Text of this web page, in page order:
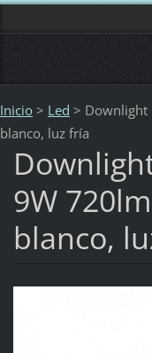
Inicio > Led > Downlight
blanco, luz fría
9W
blanco,